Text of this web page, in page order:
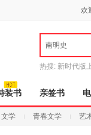
欢
南明史
热搜: 新时代版
装书 亲签书
文学 青春文学 艺